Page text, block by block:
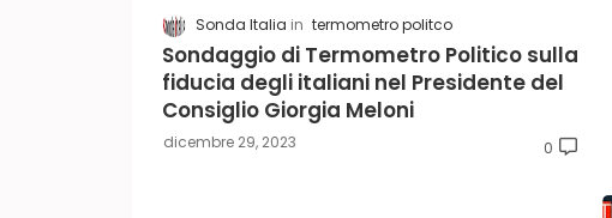
Sonda Italia termometro politco
Sondaggio di Termometro Politico sulla
fiducia degli italiani nel Presidente del
Consiglio Giorgia Meloni
dicembre 29, 2023 0